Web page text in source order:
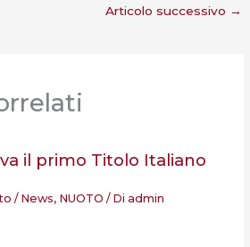
Articolo successivo →
il primo Titolo Italiano
/ News, NUOTO / Di admin